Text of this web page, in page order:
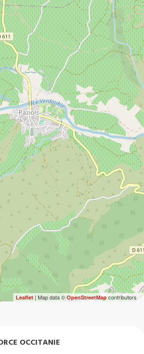
Leaflet| Map data © OpenStreetMapcontributors
OCCITANIE